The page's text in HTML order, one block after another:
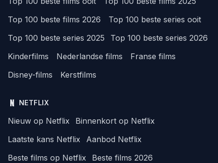
Top 100 beste films 2026
Top 100 beste series ooit
Top 100 beste series 2025
Top 100 beste series 2026
Kinderfilms
Nederlandse films
Franse films
Disney-films
Kerstfilms
NETFLIX
Nieuw op Netflix
Binnenkort op Netflix
Laatste kans Netflix
Aanbod Netflix
Beste films op Netflix
Beste films 2026